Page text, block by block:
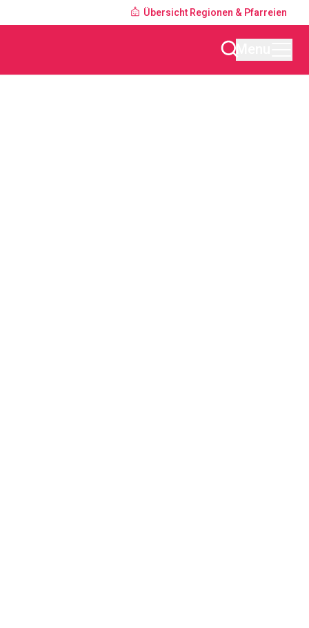
Übersicht Regionen & Pfarreien